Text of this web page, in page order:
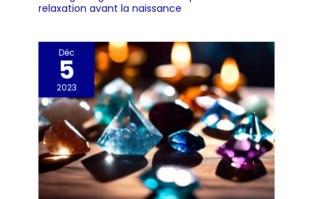
relaxation avant la naissance
Déc
5
2023